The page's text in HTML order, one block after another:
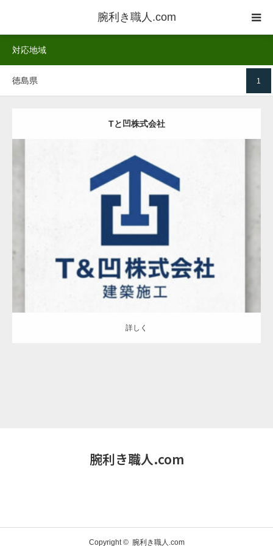
腕利き職人.com
対応地域
1
徳島県
Tと凹株式会社
詳しく
腕利き職人.com
Copyright © 腕利き職人.com
業者一覧